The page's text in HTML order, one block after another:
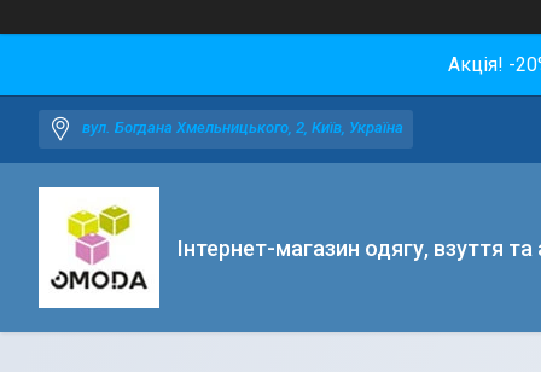
Акція! -
вул. Богдана Хмельницького, 2, Київ, Україна
Інтернет-магазин одягу, взуття та